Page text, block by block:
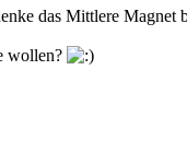
das Mittlere
wollen?